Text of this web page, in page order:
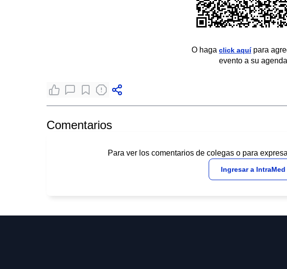
O haga click aquípara
evento a su agenda
Comentarios
Para ver los comentarios de colegas o para
Ingresar a IntraMed